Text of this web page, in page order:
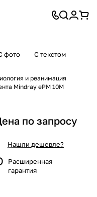
фото С текстом
и реанимация
Mindray ePM 10M
по запросу
Нашли дешевле?
Расширенная
гарантия